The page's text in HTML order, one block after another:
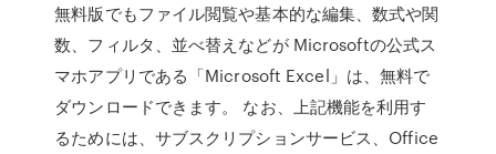
無料版でもファイル閲覧や基本的な編集、数式や関
数、フィルタ、並べ替えなどが Microsoftの公式ス
マホアプリである「Microsoft Excel」は、無料で
ダウンロードできます。 なお、上記機能を利用す
るためには、サブスクリプションサービス、Office